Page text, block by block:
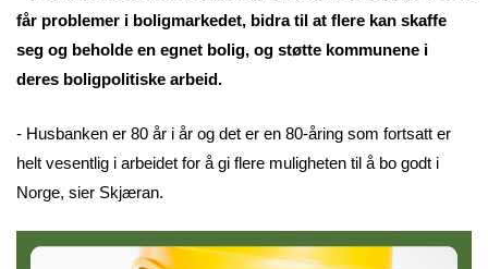
får problemer i boligmarkedet, bidra til at flere kan skaffe
seg og beholde en egnet bolig, og støtte kommunene i
deres boligpolitiske arbeid.
- Husbanken er 80 år i år og det er en 80-åring som fortsatt er
helt vesentlig i arbeidet for å gi flere muligheten til å bo godt i
Norge, sier Skjæran.